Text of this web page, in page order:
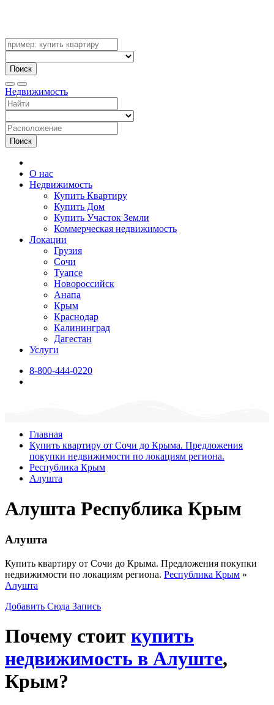
Поиск
Недвижимость
Поиск
О нас
Недвижимость
Купить Квартиру
Купить Дом
Купить Участок Земли
Коммерческая недвижимость
Локации
Грузия
Сочи
Туапсе
Новороссийск
Анапа
Крым
Краснодар
Калининград
Дагестан
Услуги
8-800-444-0220
Главная
Купить квартиру от Сочи до Крыма. Предложения
покупки недвижимости по локациям региона.
Республика Крым
Алушта
Алушта Республика Крым
Алушта
Купить квартиру от Сочи до Крыма. Предложения покупки
недвижимости по локациям региона. Республика Крым »
Алушта
Добавить Сюда Запись
Почему стоит купить
недвижимость в Алуште,
Крым?